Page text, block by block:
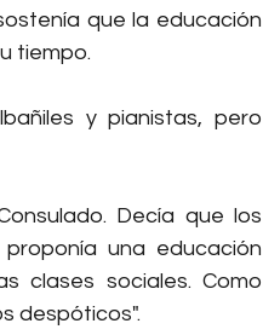
que la educación
tiempo.
y pianistas, pero
Decía que los
una educación
clases sociales. Como
despóticos".